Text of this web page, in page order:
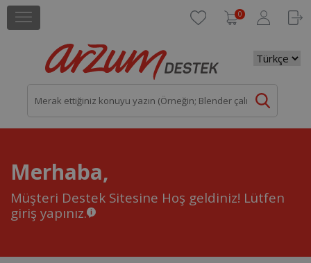
0
Merhaba,
Müşteri Destek Sitesine Hoş geldiniz! Lütfen
giriş yapınız.